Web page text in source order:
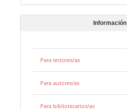
Información
Para lectores/as
Para autores/as
Para bibliotecarios/as